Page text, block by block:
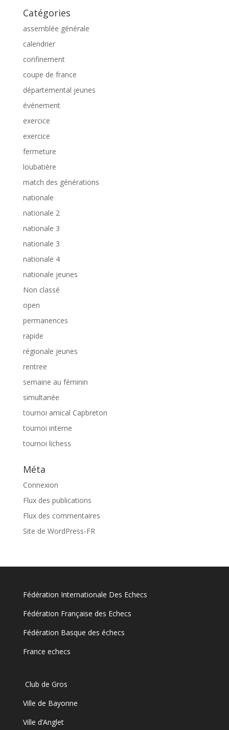
Catégories
assemblée générale
calendrier
confinement
coupe de france
départemental jeunes
événement
exercice
exercice
fermeture
loubatière
match des générations
nationale
nationale 2
nationale 3
nationale 3
nationale 4
nationale jeunes
Non classé
open
permanences
rapide
régionale jeunes
rentree
semaine au féminin
simultanée
tournoi amical Capbreton
tournoi interne
tournoi lichess
Méta
Connexion
Flux des publications
Flux des commentaires
Site de WordPress-FR
Fédération Internationale Des Echecs
Fédération Française des Echecs
Fédération Basque des échecs
France echecs
Club de Gros
Ville de Bayonne
Ville d’Anglet